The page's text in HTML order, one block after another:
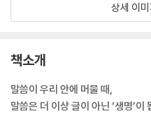
상세 이
책소개
말씀이 우리 안에 머물 때,
말씀은 더 이상 글이 아닌 ‘생명’이